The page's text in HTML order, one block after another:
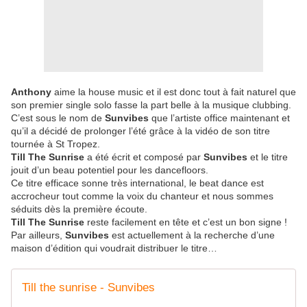
Anthony aime la house music et il est donc tout à fait naturel que
son premier single solo fasse la part belle à la musique clubbing.
C’est sous le nom de Sunvibes que l’artiste office maintenant et
qu’il a décidé de prolonger l’été grâce à la vidéo de son titre
tournée à St Tropez.
Till The Sunrise a été écrit et composé par Sunvibes et le titre
jouit d’un beau potentiel pour les dancefloors.
Ce titre efficace sonne très international, le beat dance est
accrocheur tout comme la voix du chanteur et nous sommes
séduits dès la première écoute.
Till The Sunrise reste facilement en tête et c’est un bon signe !
Par ailleurs, Sunvibes est actuellement à la recherche d’une
maison d’édition qui voudrait distribuer le titre…
Till the sunrise - Sunvibes